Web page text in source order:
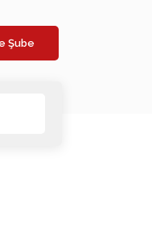
Şube